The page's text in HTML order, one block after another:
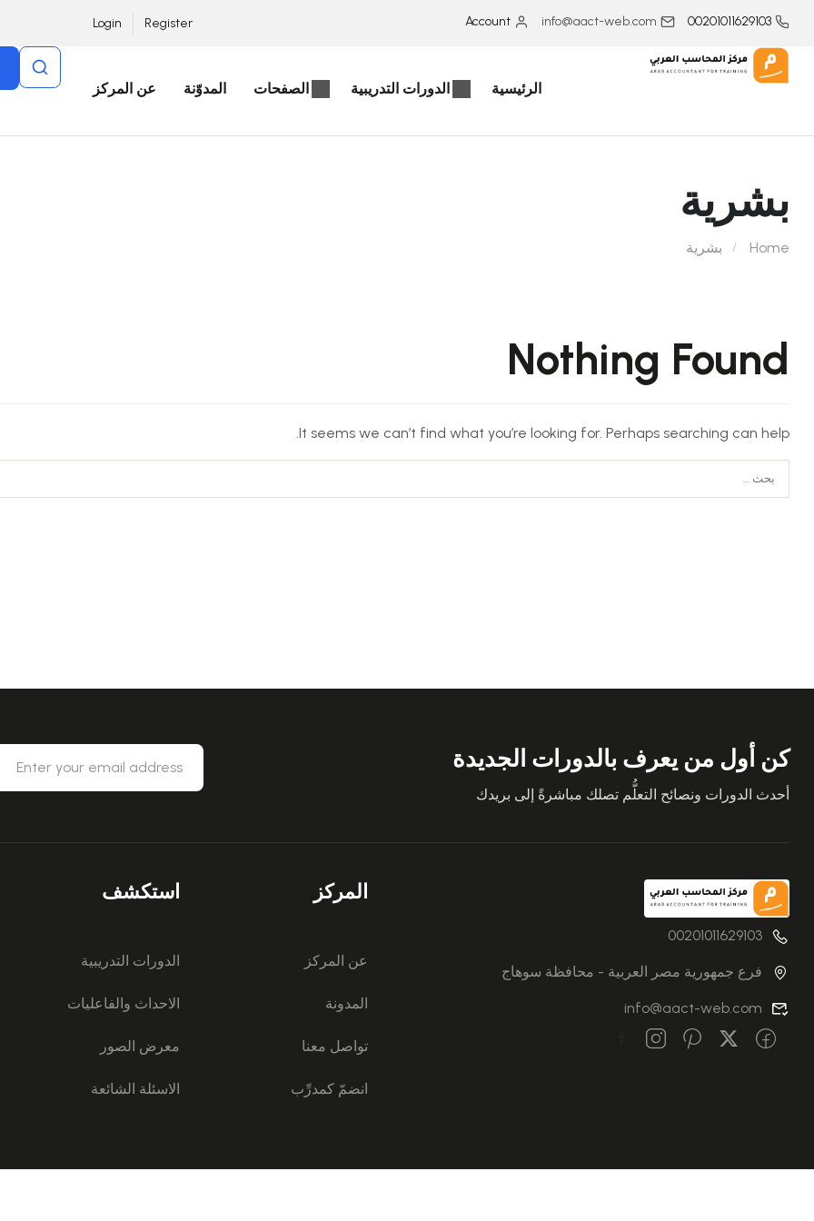
00201011629103
info@aact-web.com
Account
Register
Login
الرئيسية الدورات التدريبية الصفحات المدوّنة عن المركز
بشرية
Home بشرية
Nothing Found
It seems we can’t find what you’re looking for. Perhaps searching can help.
كن أول من يعرف بالدورات الجديدة
أحدث الدورات ونصائح التعلُّم تصلك مباشرةً إلى بريدك
00201011629103
فرع جمهورية مصر العربية - محافظة سوهاج
info@aact-web.com
المركز
عن المركز
المدونة
تواصل معنا
انضمّ كمدرِّب
استكشف
الدورات التدريبية
الاحداث والفاعليات
معرض الصور
الاسئلة الشائعة